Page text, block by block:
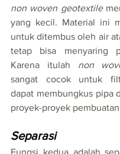
non woven geotextile
yang kecil. Material ini
untuk ditembus oleh air
tetap bisa menyaring
Karena itulah
sangat cocok untuk
dapat membungkus pipa
proyek-proyek
Separasi